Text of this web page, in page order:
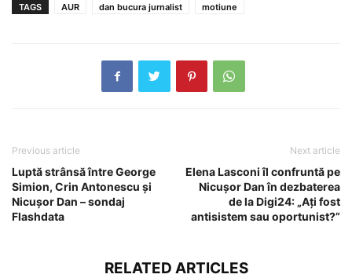
TAGS AUR dan bucura jurnalist motiune
Previous article
Luptă strânsă între George
Simion, Crin Antonescu și
Nicușor Dan – sondaj
Flashdata
Next article
Elena Lasconi îl confruntă pe
Nicușor Dan în dezbaterea
de la Digi24: „Aţi fost
antisistem sau oportunist?”
RELATED ARTICLES